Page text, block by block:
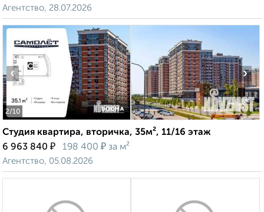
Агентство, 28.07.2026
2/10
‹ ›
Студия квартира, вторичка, 35м², 11/16 этаж
6 963 840 ₽ 198 400 ₽ за м²
Агентство, 05.08.2026